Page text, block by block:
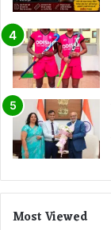
Most Viewed